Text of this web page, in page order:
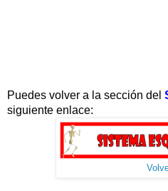
Puedes volver a la sección del
siguiente enlace: